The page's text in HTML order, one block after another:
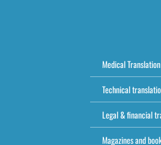
Medical Translation
Technical
Legal & financial
Magazines and